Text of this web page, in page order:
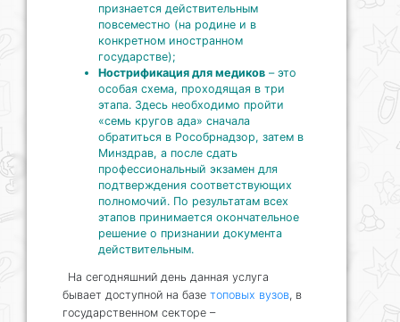
признается действительным
повсеместно (на родине и в
конкретном иностранном
государстве);
Нострификация для медиков – это
особая схема, проходящая в три
этапа. Здесь необходимо пройти
«семь кругов ада» сначала
обратиться в Рособрнадзор, затем в
Минздрав, а после сдать
профессиональный экзамен для
подтверждения соответствующих
полномочий. По результатам всех
этапов принимается окончательное
решение о признании документа
действительным.
На сегодняшний день данная услуга
бывает доступной на базе топовых вузов, в
государственном секторе –